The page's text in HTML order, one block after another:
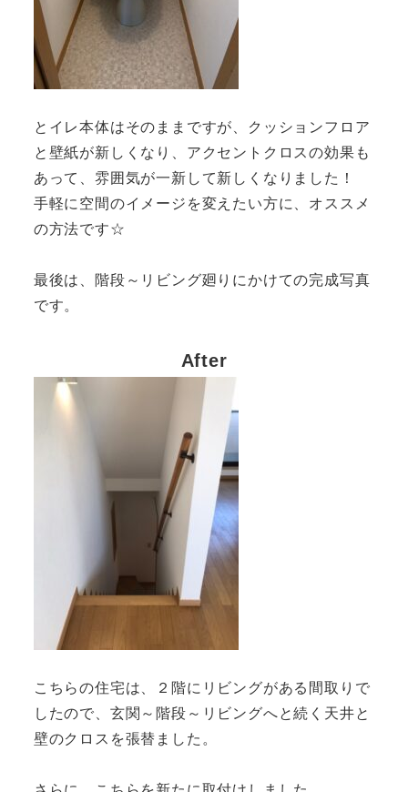
とイレ本体はそのままですが、クッションフロア
と壁紙が新しくなり、アクセントクロスの効果も
あって、雰囲気が一新して新しくなりました！
手軽に空間のイメージを変えたい方に、オススメ
の方法です☆
最後は、階段～リビング廻りにかけての完成写真
です。
After
こちらの住宅は、２階にリビングがある間取りで
したので、玄関～階段～リビングへと続く天井と
壁のクロスを張替ました。